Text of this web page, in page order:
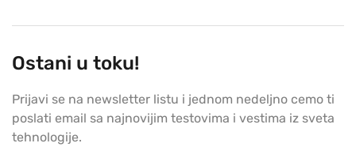
Ostani u toku!
Prijavi se na newsletter listu i jednom nedeljno cemo ti
poslati email sa najnovijim testovima i vestima iz sveta
tehnologije.